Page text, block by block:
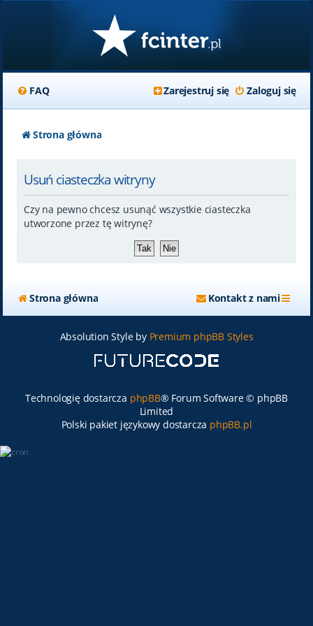
FAQ Zaloguj się
Zarejestruj się
Strona główna
Usuń ciasteczka witryny
Czy na pewno chcesz usunąć wszystkie ciasteczka
utworzone przez tę witrynę?
Strona główna Kontakt z nami
Absolution Style by Premium phpBB Styles
Technologię dostarcza phpBB® Forum Software © phpBB
Limited
Polski pakiet językowy dostarcza phpBB.pl